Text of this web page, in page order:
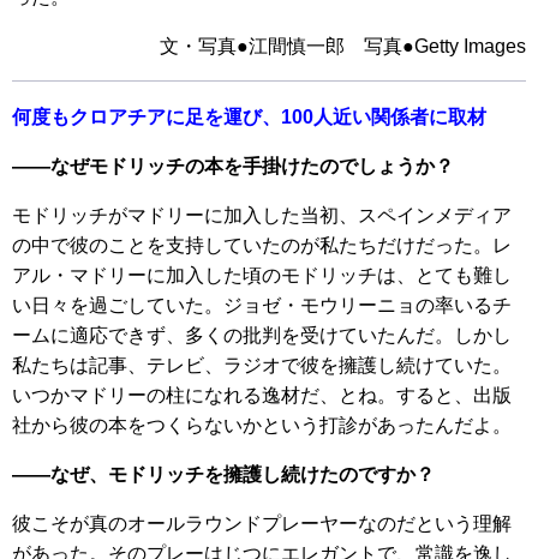
文・写真●江間慎一郎 写真●Getty Images
何度もクロアチアに足を運び、100人近い関係者に取材
――なぜモドリッチの本を手掛けたのでしょうか？
モドリッチがマドリーに加入した当初、スペインメディア
の中で彼のことを支持していたのが私たちだけだった。レ
アル・マドリーに加入した頃のモドリッチは、とても難し
い日々を過ごしていた。ジョゼ・モウリーニョの率いるチ
ームに適応できず、多くの批判を受けていたんだ。しかし
私たちは記事、テレビ、ラジオで彼を擁護し続けていた。
いつかマドリーの柱になれる逸材だ、とね。すると、出版
社から彼の本をつくらないかという打診があったんだよ。
――なぜ、モドリッチを擁護し続けたのですか？
彼こそが真のオールラウンドプレーヤーなのだという理解
があった。そのプレーはじつにエレガントで、常識を逸し